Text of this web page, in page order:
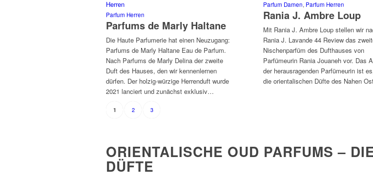
Parfum Herren
Parfums de Marly Haltane
Die Haute Parfumerie hat einen Neuzugang:
Parfums de Marly Haltane Eau de Parfum.
Nach Parfums de Marly Delina der zweite
Duft des Hauses, den wir kennenlernen
dürfen. Der holzig-würzige Herrenduft wurde
2021 lanciert und zunächst exklusiv…
Parfum Damen, Parfum Herren
Rania J. Ambre Loup
Mit Rania J. Ambre Loup stellen wir
Rania J. Lavande 44 Review das
Nischenparfüm des Dufthauses von
Parfümeurin Rania Jouaneh vor. Das
der herausragenden Parfümeurin ist
die orientalischen Düfte des Nahen
1 2 3
ORIENTALISCHE OUD PARFUMS –
DÜFTE